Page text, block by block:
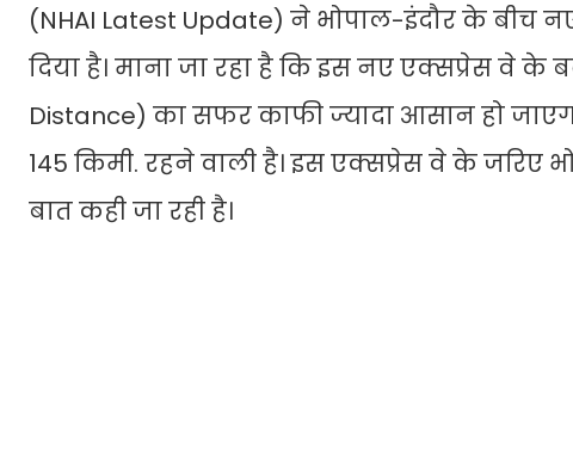
(NHAI Latest Update) ने भोपाल-इंदौर के बीच
दिया है। माना जा रहा है कि इस नए एक्सप्रेस वे
Distance) का सफर काफी ज्यादा आसान हो
145 किमी. रहने वाली है। इस एक्सप्रेस वे के जरिए
बात कही जा रही है।